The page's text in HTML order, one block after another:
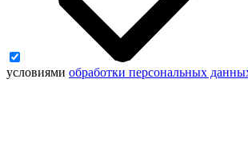
условиями обработки персональных